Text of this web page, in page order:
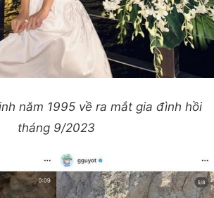
năm 1995 về ra mắt gia đình hồi
tháng 9/2023